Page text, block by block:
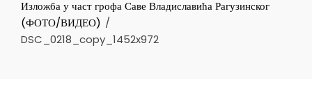
Изложба у част грофа Саве Владиславића Рагузинског
(ФОТО/ВИДЕО)
DSC_0218_copy_1452x972